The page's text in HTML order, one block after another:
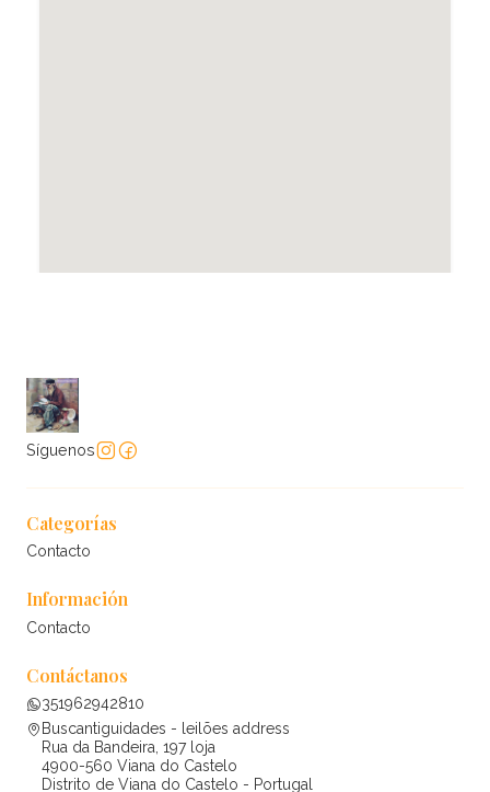
Síguenos
Categorías
Contacto
Información
Contacto
Contáctanos
351962942810
Buscantiguidades - leilões address
Rua da Bandeira, 197 loja
4900-560 Viana do Castelo
Distrito de Viana do Castelo - Portugal